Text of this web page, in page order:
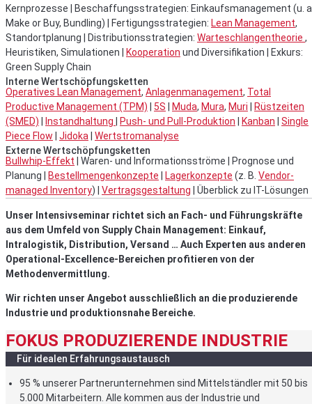
Kernprozesse | Beschaffungsstrategien: Einkaufsmanagement (u.
Make or Buy, Bundling) | Fertigungsstrategien: Lean Management,
Standortplanung | Distributionsstrategien: Warteschlangentheorie ,
Heuristiken, Simulationen |
Kooperation und Diversifikation | Exkurs:
Green Supply Chain
Interne Wertschöpfungsketten
Operatives Lean Management, Anlagenmanagement, Total
Productive Management (TPM)
5S Muda, Mura, Muri
Rüstzeiten
(SMED)
Instandhaltung Push- und Pull-Produktion Kanban
Single
Piece Flow
Jidoka
Wertstromanalyse
Externe Wertschöpfungsketten
Bullwhip-Effekt | Waren- und Informationsströme | Prognose und
Planung |
Bestellmengenkonzepte Lagerkonzepte (z. B. Vendor-
managed Inventory) | Vertragsgestaltung | Überblick zu IT-Lösungen
Unser Intensivseminar richtet sich an Fach- und Führungskräfte
aus dem Umfeld von Supply Chain Management: Einkauf,
Intralogistik, Distribution, Versand … Auch Experten aus anderen
Operational- Excellence-Bereichen profitieren von der
Methodenvermittlung.
Wir richten unser Angebot ausschließlich an die produzierende
Industrie und produktionsnahe Bereiche.
FOKUS PRODUZIERENDE INDUSTRIE
Für idealen Erfahrungsaustausch
95 % unserer Partnerunternehmen sind Mittelständler mit 50 bis
5.000 Mitarbeitern. Alle kommen aus der Industrie und